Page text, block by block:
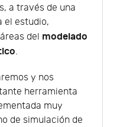
a través de una
el estudio,
del modelado
.
y nos
herramienta
muy
de simulación de